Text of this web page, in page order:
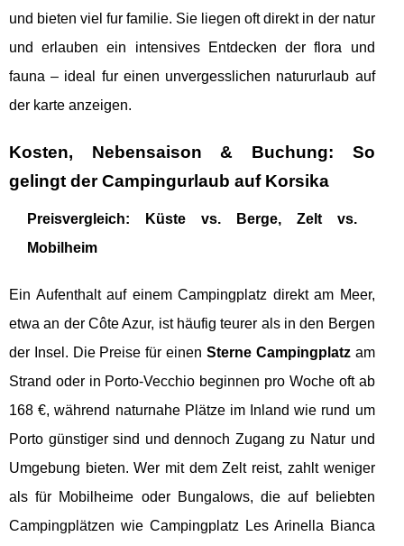
und bieten viel fur familie. Sie liegen oft direkt in der natur
und erlauben ein intensives Entdecken der flora und
fauna – ideal fur einen unvergesslichen natururlaub auf
der karte anzeigen.
Kosten, Nebensaison & Buchung: So
gelingt der Campingurlaub auf Korsika
Preisvergleich: Küste vs. Berge, Zelt vs.
Mobilheim
Ein Aufenthalt auf einem Campingplatz direkt am Meer,
etwa an der Côte Azur, ist häufig teurer als in den Bergen
der Insel. Die Preise für einen Sterne Campingplatzam
Strand oder in Porto-Vecchio beginnen pro Woche oft ab
168 €, während naturnahe Plätze im Inland wie rund um
Porto günstiger sind und dennoch Zugang zu Natur und
Umgebung bieten. Wer mit dem Zelt reist, zahlt weniger
als für Mobilheime oder Bungalows, die auf beliebten
Campingplätzen wie Campingplatz Les Arinella Bianca